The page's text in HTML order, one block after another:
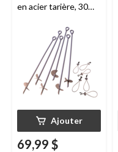
en acier tarière, 30
Ajouter
69,99 $